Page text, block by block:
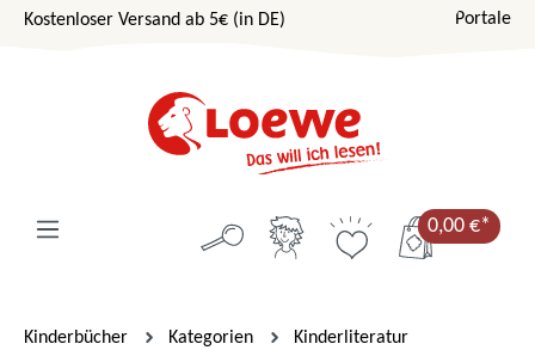
Zum Hauptinhalt springen
Kostenloser Versand ab 5€ (in DE) Portale
0,00 €*
Kinderbücher Kategorien Kinderliteratur